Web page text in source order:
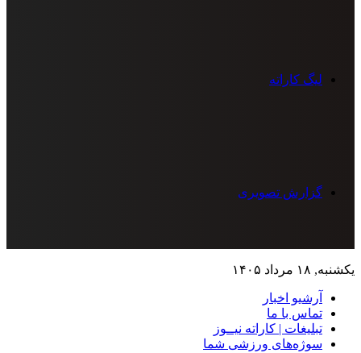
لیگ کاراته
گزارش تصویری
یکشنبه, ۱۸ مرداد ۱۴۰۵
آرشیو اخبار
تماس‌ با‌ ما
تبلیغات | کاراته نیــوز
سوژه‌های ورزشی شما